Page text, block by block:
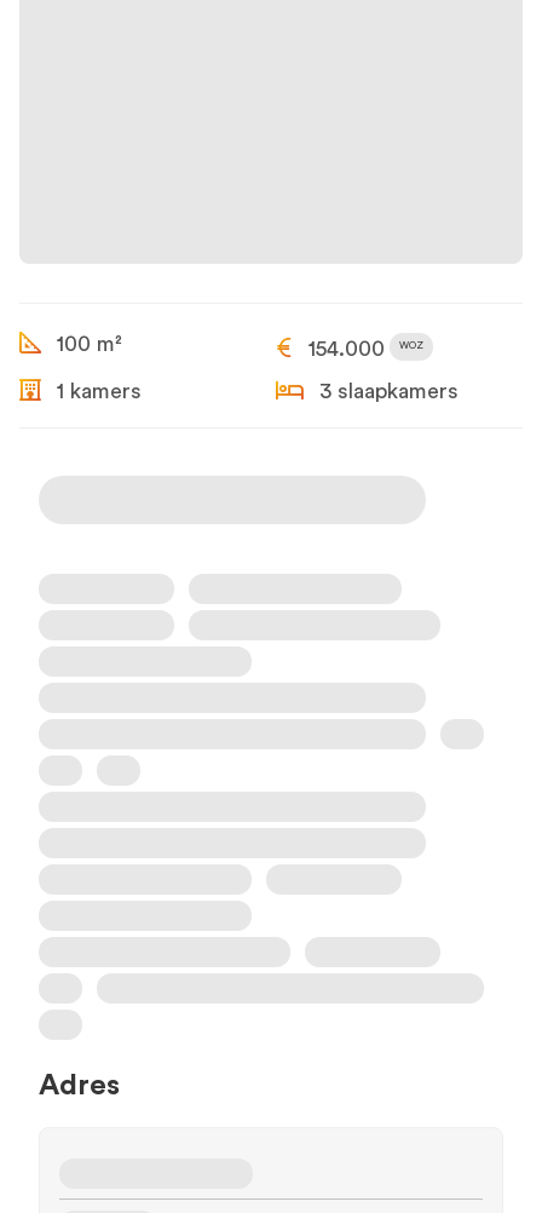
100 m² 154.000 WOZ
1 kamers 3 slaapkamers
Adres